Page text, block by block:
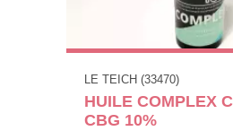
LE TEICH (33470)
HUILE COMPLEX
CBG 10%